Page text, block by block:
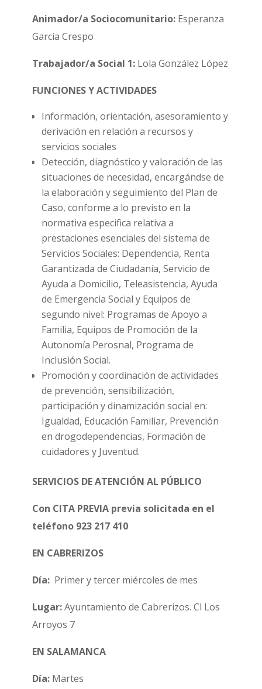
Animador/a Sociocomunitario: Esperanza
García Crespo
Trabajador/a Social 1: Lola González López
FUNCIONES Y ACTIVIDADES
Información, orientación, asesoramiento y
derivación en relación a recursos y
servicios sociales
Detección, diagnóstico y valoración de las
situaciones de necesidad, encargándse de
la elaboración y seguimiento del Plan de
Caso, conforme a lo previsto en la
normativa especifica relativa a
prestaciones esenciales del sistema de
Servicios Sociales: Dependencia, Renta
Garantizada de Ciudadanía, Servicio de
Ayuda a Domicilio, Teleasistencia, Ayuda
de Emergencia Social y Equipos de
segundo nivel: Programas de Apoyo a
Familia, Equipos de Promoción de la
Autonomía Perosnal, Programa de
Inclusión Social.
Promoción y coordinación de actividades
de prevención, sensibilización,
participación y dinamización social en:
Igualdad, Educación Familiar, Prevención
en drogodependencias, Formación de
cuidadores y Juventud.
SERVICIOS DE ATENCIÓN AL PÚBLICO
Con CITA PREVIA previa solicitada en el
teléfono 923 217 410
EN CABRERIZOS
Día: Primer y tercer miércoles de mes
Lugar:Ayuntamiento de Cabrerizos. Cl Los
Arroyos 7
EN SALAMANCA
Día: Martes